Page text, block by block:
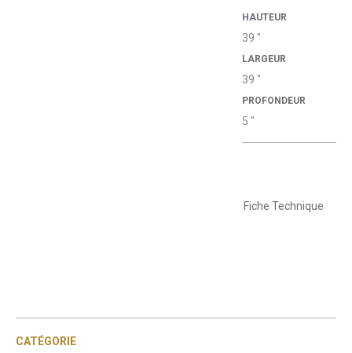
CATÉGORIE
HAUTEUR
39 "
LARGEUR
39 "
PROFONDEUR
5 "
Fiche Technique